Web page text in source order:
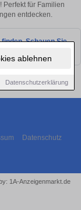
ablehnen
Datenschutzerklärung
Perfekt für Familien
entdecken.
Schauen Sie
Datenschutz
1A-Anzeigenmarkt.de